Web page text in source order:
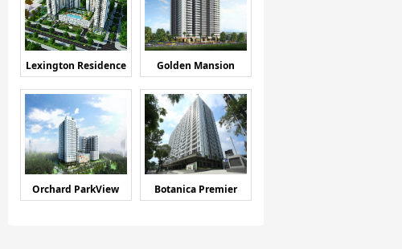
Lexington Residence Golden Mansion
Orchard ParkView Botanica Premier